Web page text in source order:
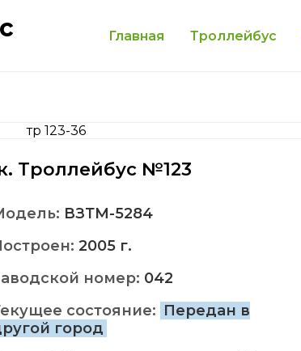
Главная Троллейбус
Троллейбус №123
ВЗТМ-5284
2005 г.
номер: 042
состояние: Передан в
город